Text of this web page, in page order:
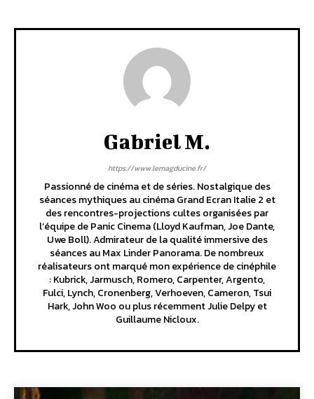
Gabriel M.
https://www.lemagducine.fr/
Passionné de cinéma et de séries. Nostalgique des
séances mythiques au cinéma Grand Ecran Italie 2 et
des rencontres-projections cultes organisées par
l’équipe de Panic Cinema (Lloyd Kaufman, Joe Dante,
Uwe Boll). Admirateur de la qualité immersive des
séances au Max Linder Panorama. De nombreux
réalisateurs ont marqué mon expérience de cinéphile
: Kubrick, Jarmusch, Romero, Carpenter, Argento,
Fulci, Lynch, Cronenberg, Verhoeven, Cameron, Tsui
Hark, John Woo ou plus récemment Julie Delpy et
Guillaume Nicloux.